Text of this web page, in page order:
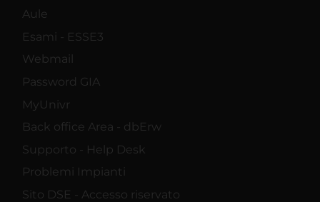
Aule
Esami - ESSE3
Webmail
Password GIA
MyUnivr
Back office Area - dbErw
Supporto - Help Desk
Problemi Impianti
Sito DSE - Accesso riservato